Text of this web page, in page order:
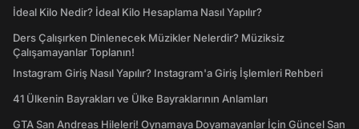
İdeal Kilo Nedir? İdeal Kilo Hesaplama Nasıl Yapılır?
Ders Çalışırken Dinlenecek Müzikler Nelerdir? Müziksiz
Çalışamayanlar Toplanın!
Instagram Giriş Nasıl Yapılır? Instagram'a Giriş İşlemleri Rehberi
41 Ülkenin Bayrakları ve Ülke Bayraklarının Anlamları
GTA San Andreas Hileleri! Oynamaya Doyamayanlar İçin Güncel San